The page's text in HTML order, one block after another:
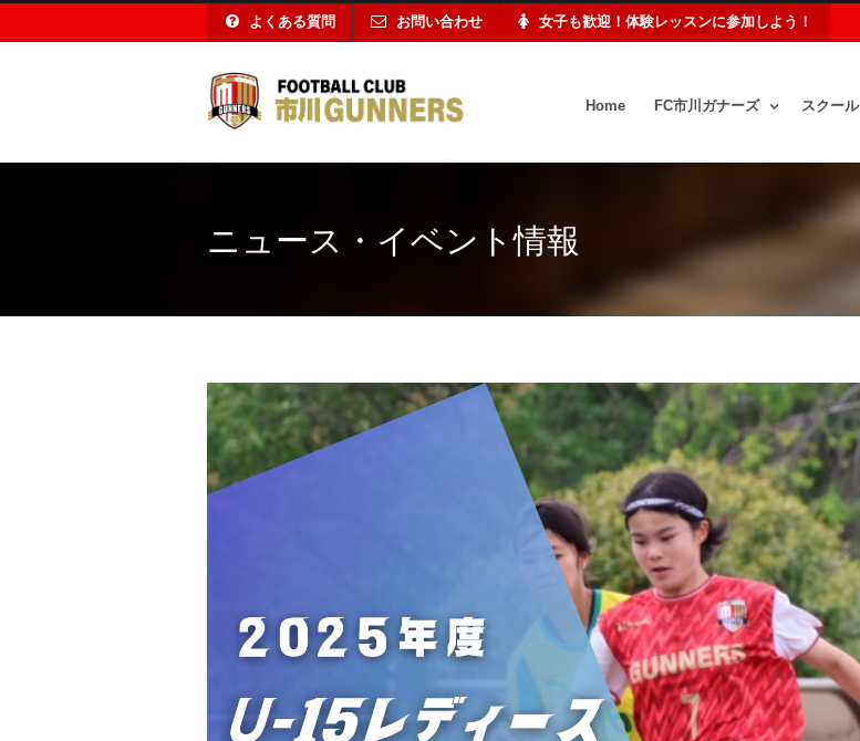
よくある質問 お問い合わせ 女子も歓迎！体験レッスンに参加しよう！
Home FC市川ガナーズ スクール
ニュース・イベント情報